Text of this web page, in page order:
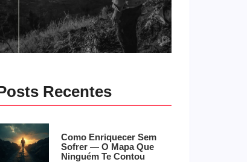
Recentes
Como Enriquecer Sem
Sofrer — O Mapa Que
Ninguém Te Contou